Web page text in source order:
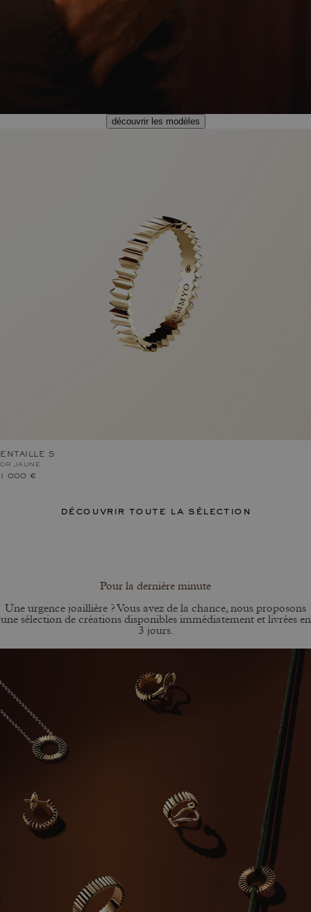
découvrir les modèles
ENTAILLE S
OR JAUNE
1 000 €
découvrir toute la sélection
Pour la dernière minute
Une urgence joaillière ? Vous avez de la chance, nous proposons
une sélection de créations disponibles immédiatement et livrées en
3 jours.